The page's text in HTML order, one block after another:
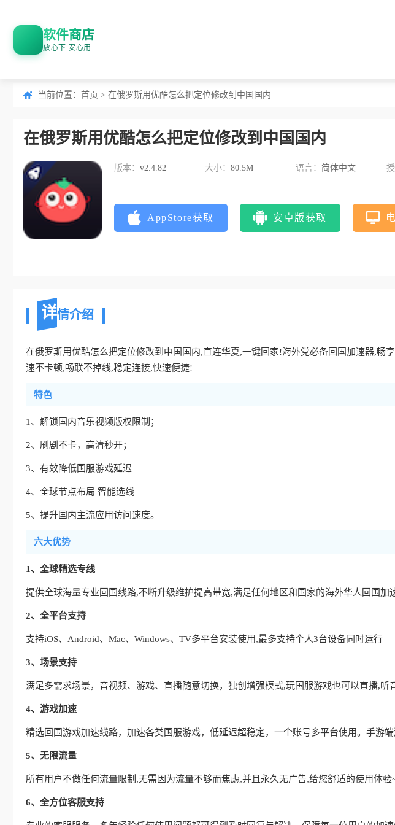
软件商店
放心下 安心用
当前位置： 首页 > 在俄罗斯用优酷怎么把定位修改到中国国内
在俄罗斯用优酷怎么把定位修改到中国国内
版本： v2.4.82 大小： 80.5M 语言： 简体中文 授
AppStore获取 安卓版获取
详情介绍
在俄罗斯用优酷怎么把定位修改到中国国内,直连华夏,一键回家!海外党必备回国加速器,
速不卡顿,畅联不掉线,稳定连接,快速便捷!
特色
1、解锁国内音乐视频版权限制；
2、刷剧不卡，高清秒开；
3、有效降低国服游戏延迟
4、全球节点布局 智能选线
5、提升国内主流应用访问速度。
六大优势
1、全球精选专线
提供全球海量专业回国线路,不断升级维护提高带宽,满足任何地区和国家的海外华人回国加
2、全平台支持
支持iOS、Android、Mac、Windows、TV多平台安装使用,最多支持个人3台设备同时运行
3、场景支持
满足多需求场景，音视频、游戏、直播随意切换，独创增强模式,玩国服游戏也可以直播,听
4、游戏加速
精选回国游戏加速线路，加速各类国服游戏，低延迟超稳定，一个账号多平台使用。手游
5、无限流量
所有用户不做任何流量限制,无需因为流量不够而焦虑,并且永久无广告,给您舒适的使用体验
6、全方位客服支持